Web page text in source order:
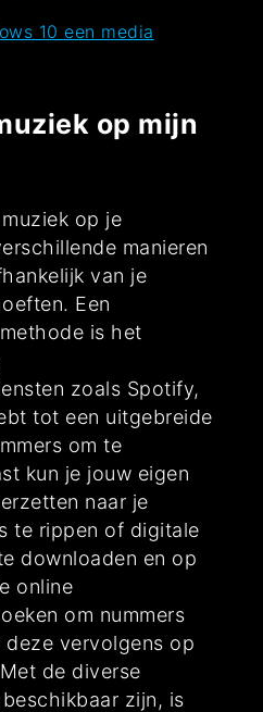
10 een media
op mijn
op je
manieren
van je
Een
is het
zoals Spotify,
tot een uitgebreide
om te
kun je jouw eigen
naar je
te rippen of digitale
downloaden en op
online
om nummers
vervolgens op
de diverse
zijn, is